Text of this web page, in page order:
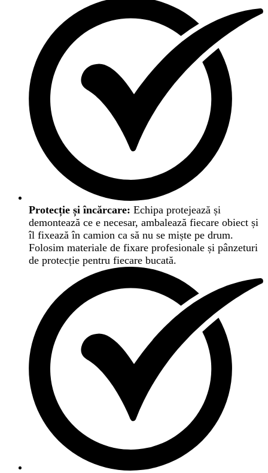
Protecție și încărcare: Echipa protejează și
demontează ce e necesar, ambalează fiecare obiect și
îl fixează în camion ca să nu se miște pe drum.
Folosim materiale de fixare profesionale și pânzeturi
de protecție pentru fiecare bucată.